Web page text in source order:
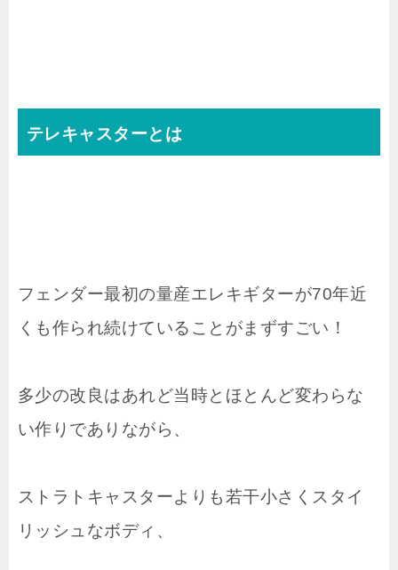
テレキャスターとは
フェンダー最初の量産エレキギターが70年近
くも作られ続けていることがまずすごい！
多少の改良はあれど当時とほとんど変わらな
い作りでありながら、
ストラトキャスターよりも若干小さくスタイ
リッシュなボディ、